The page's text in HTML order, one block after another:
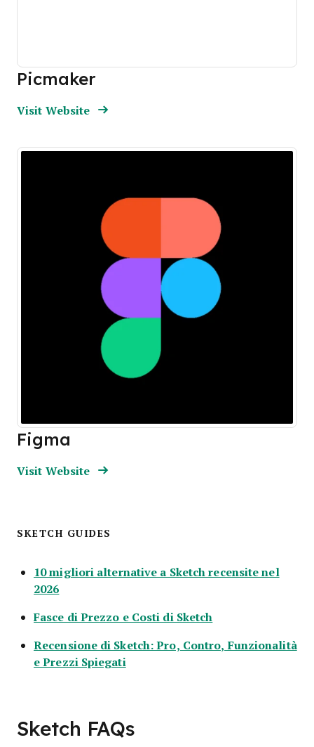
Picmaker
Visit WebsiteOpens New Window
Figma
Visit WebsiteOpens New Window
SKETCH GUIDES
10 migliori alternative a Sketch recensite nel
2026Opens new window
Fasce di Prezzo e Costi di Sketch
Recensione di Sketch: Pro, Contro, Funzionalità
e Prezzi SpiegatiOpens new window
Sketch FAQs